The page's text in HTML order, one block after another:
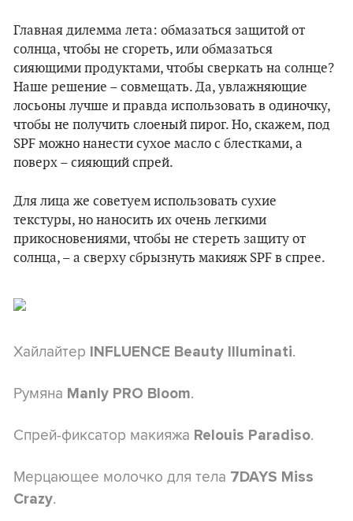
Главная дилемма лета: обмазаться защитой от
солнца, чтобы не сгореть, или обмазаться
сияющими продуктами, чтобы сверкать на солнце?
Наше решение – совмещать. Да, увлажняющие
лосьоны лучше и правда использовать в одиночку,
чтобы не получить слоеный пирог. Но, скажем, под
SPF можно нанести сухое масло с блестками, а
поверх – сияющий спрей.
Для лица же советуем использовать сухие
текстуры, но наносить их очень легкими
прикосновениями, чтобы не стереть защиту от
солнца, – а сверху сбрызнуть макияж SPF в спрее.
Хайлайтер INFLUENCE Beauty Illuminati.
Румяна Manly PRO Bloom.
Спрей-фиксатор макияжа Relouis Paradiso.
Мерцающее молочко для тела 7DAYS Miss
Сrazy.